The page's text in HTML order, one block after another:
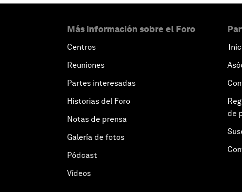
Más información sobre el Foro
Centros
Reuniones
Partes interesadas
Historias del Foro
Notas de prensa
Galería de fotos
Pódcast
Vídeos
de